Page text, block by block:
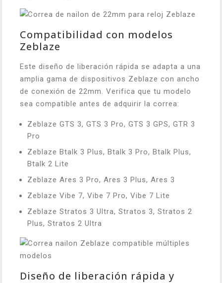
Compatibilidad con modelos
Zeblaze
Este diseño de liberación rápida se adapta a una
amplia gama de dispositivos Zeblaze con ancho
de conexión de 22mm. Verifica que tu modelo
sea compatible antes de adquirir la correa:
Zeblaze GTS 3, GTS 3 Pro, GTS 3 GPS, GTR 3
Pro
Zeblaze Btalk 3 Plus, Btalk 3 Pro, Btalk Plus,
Btalk 2 Lite
Zeblaze Ares 3 Pro, Ares 3 Plus, Ares 3
Zeblaze Vibe 7, Vibe 7 Pro, Vibe 7 Lite
Zeblaze Stratos 3 Ultra, Stratos 3, Stratos 2
Plus, Stratos 2 Ultra
Diseño de liberación rápida y